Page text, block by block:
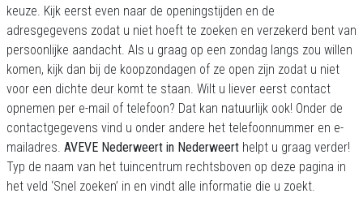
keuze. Kijk eerst even naar de openingstijden en de
adresgegevens zodat u niet hoeft te zoeken en verzekerd bent van
persoonlijke aandacht. Als u graag op een zondag langs zou willen
komen, kijk dan bij de koopzondagen of ze open zijn zodat u niet
voor een dichte deur komt te staan. Wilt u liever eerst contact
opnemen per e-mail of telefoon? Dat kan natuurlijk ook! Onder de
contactgegevens vind u onder andere het telefoonnummer en e-
mailadres. AVEVE Nederweert in Nederweert helpt u graag verder!
Typ de naam van het tuincentrum rechtsboven op deze pagina in
het veld ‘Snel zoeken’ in en vindt alle informatie die u zoekt.